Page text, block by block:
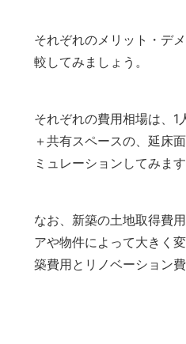
それぞれのメリット・デ
較してみましょう。
それぞれの費用相場は、1
＋共有スペースの、延床
ミュレーションしてみます
なお、新築の土地取得費
アや物件によって大きく
築費用とリノベーション費